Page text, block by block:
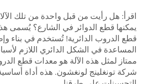
اقرأ: هل رأيت من قبل واحدة من تلك
يمكنها قطع الدوائر في الشارع؟ يُسمى
قطع الدروب الدائرية! تُستخدم في بناء
المساعدة في الشكل الدائري اللازم
ممتاز لمثل هذه الآلة هو معدات قطع
شركة تونغلينج لونغشون. هذه أداة